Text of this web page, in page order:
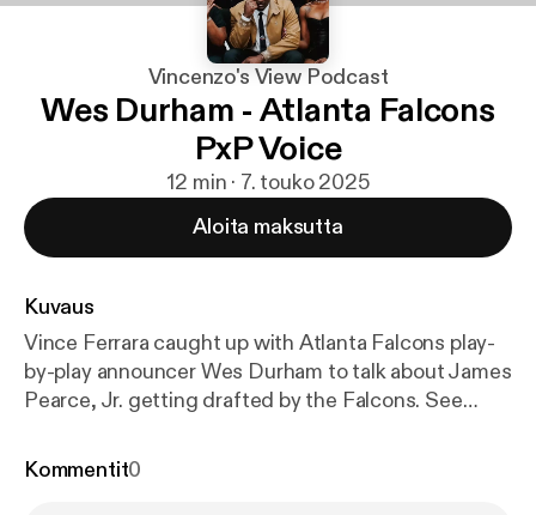
Vincenzo's View Podcast
Wes Durham - Atlanta Falcons
PxP Voice
12 min · 7. touko 2025
Aloita maksutta
Kuvaus
Vince Ferrara caught up with Atlanta Falcons play-
by-play announcer Wes Durham to talk about James
Pearce, Jr. getting drafted by the Falcons. See
stener
] for privacy information.
Kommentit0